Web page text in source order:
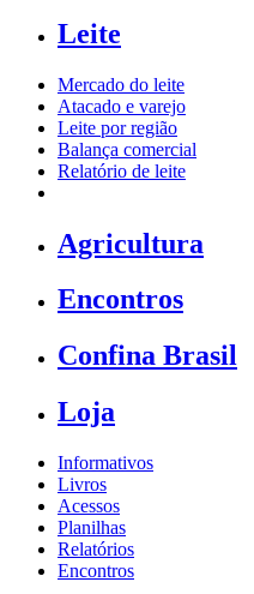
Leite
Mercado do leite
Atacado e varejo
Leite por região
Balança comercial
Relatório de leite
Agricultura
Encontros
Confina Brasil
Loja
Informativos
Livros
Acessos
Planilhas
Relatórios
Encontros